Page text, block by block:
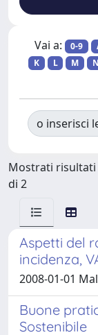
Vai a: 0-9
K
L M N
o inserisci
Mostrati risultati
di 2
Aspetti del
incidenza,
2008-01-01
Buone
Sostenibile